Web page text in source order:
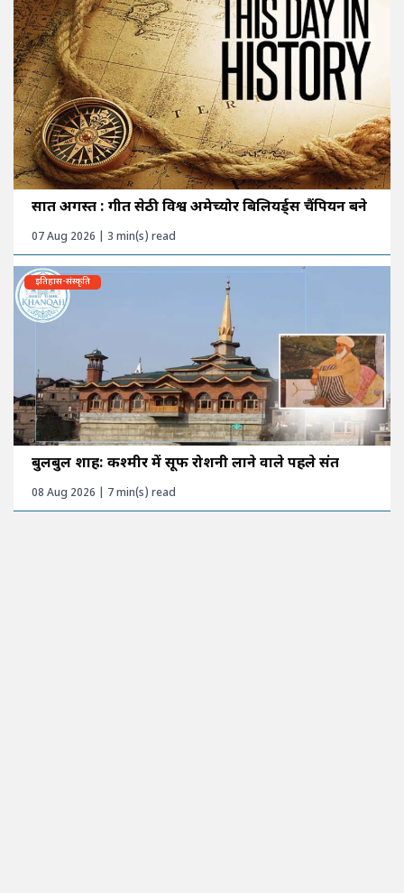
सात अगस्त : गीत सेठी विश्व अमेच्योर बिलियर्ड्स चैंपियन बने
07 Aug 2026 | 3 min(s) read
इतिहास-संस्कृति
बुलबुल शाह: कश्मीर में सूफी रोशनी लाने वाले पहले संत
08 Aug 2026 | 7 min(s) read